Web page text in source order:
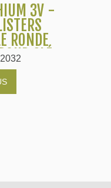
3V -
RONDE
CLÉ